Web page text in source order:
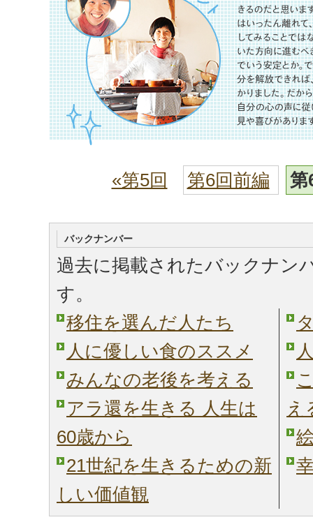
«第5回 第6回前編
バックナンバー
過去に掲載されたバックナン
す。
移住を選んだ人たち
人に優しい食のススメ
みんなの老後を考える
え
アラ還を生きる 人生は
60歳から
21世紀を生きるための新
しい価値観